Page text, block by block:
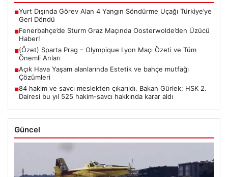
■Yurt Dışında Görev Alan 4 Yangın Söndürme Uçağı Türkiye’ye
Geri Döndü
■Fenerbahçe’de Sturm Graz Maçında Oosterwolde’den Üzücü
Haber!
■(Özet) Sparta Prag – Olympique Lyon Maçı Özeti ve Tüm
Önemli Anları
■Açık Hava Yaşam alanlarında Estetik ve bahçe mutfağı
Çözümleri
■84 hakim ve savcı meslekten çıkarıldı. Bakan Gürlek: HSK 2.
Dairesi bu yıl 525 hakim-savcı hakkında karar aldı
Güncel